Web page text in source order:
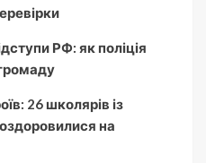
РФ: як поліція
26 школярів із
на